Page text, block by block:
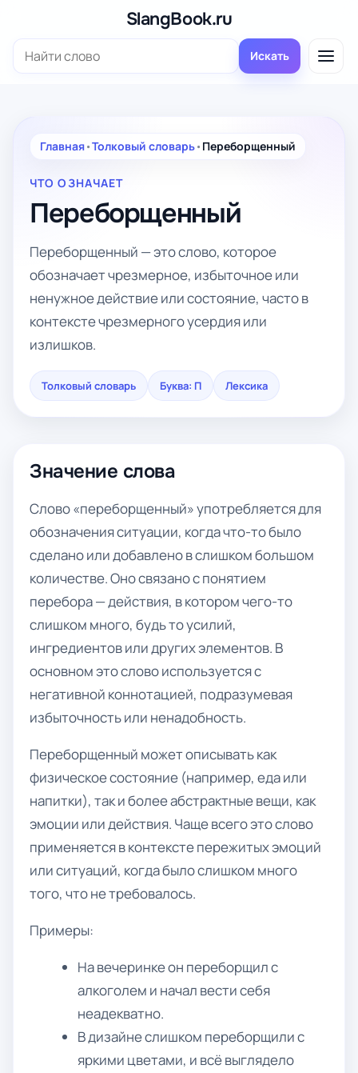
содержимому
SlangBook.ru
Поиск: Искать
Главная•Толковый словарь• Переборщенный
ЧТО ОЗНАЧАЕТ
Переборщенный
Переборщенный — это слово, которое
обозначает чрезмерное, избыточное или
ненужное действие или состояние, часто в
контексте чрезмерного усердия или
излишков.
Толковый словарь Буква: П Лексика
Значение слова
Слово «переборщенный» употребляется для
обозначения ситуации, когда что-то было
сделано или добавлено в слишком большом
количестве. Оно связано с понятием
перебора — действия, в котором чего-то
слишком много, будь то усилий,
ингредиентов или других элементов. В
основном это слово используется с
негативной коннотацией, подразумевая
избыточность или ненадобность.
Переборщенный может описывать как
физическое состояние (например, еда или
напитки), так и более абстрактные вещи, как
эмоции или действия. Чаще всего это слово
применяется в контексте пережитых эмоций
или ситуаций, когда было слишком много
того, что не требовалось.
Примеры:
На вечеринке он переборщил с
алкоголем и начал вести себя
неадекватно.
В дизайне слишком переборщили с
яркими цветами, и всё выглядело